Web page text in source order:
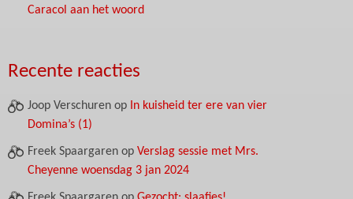
Caracol aan het woord
Recente reacties
Joop Verschuren op In kuisheid ter ere van vier
Domina’s (1)
Freek Spaargaren op Verslag sessie met Mrs.
Cheyenne woensdag 3 jan 2024